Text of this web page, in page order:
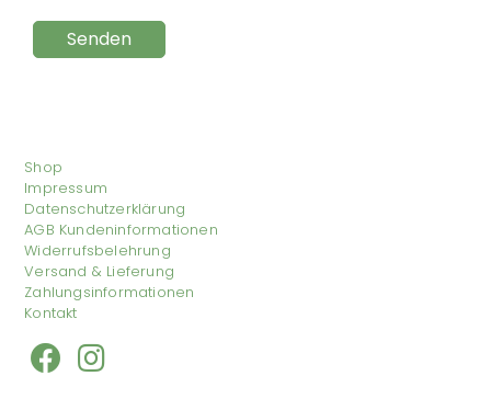
Shop
Impressum
Datenschutzerklärung
AGB Kundeninformationen
Widerrufsbelehrung
Versand & Lieferung
Zahlungsinformationen
Kontakt